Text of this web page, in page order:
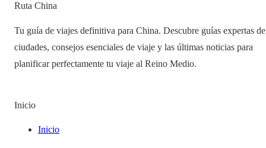
Ruta China
Tu guía de viajes definitiva para China. Descubre guías expertas de
ciudades, consejos esenciales de viaje y las últimas noticias para
planificar perfectamente tu viaje al Reino Medio.
Inicio
Inicio